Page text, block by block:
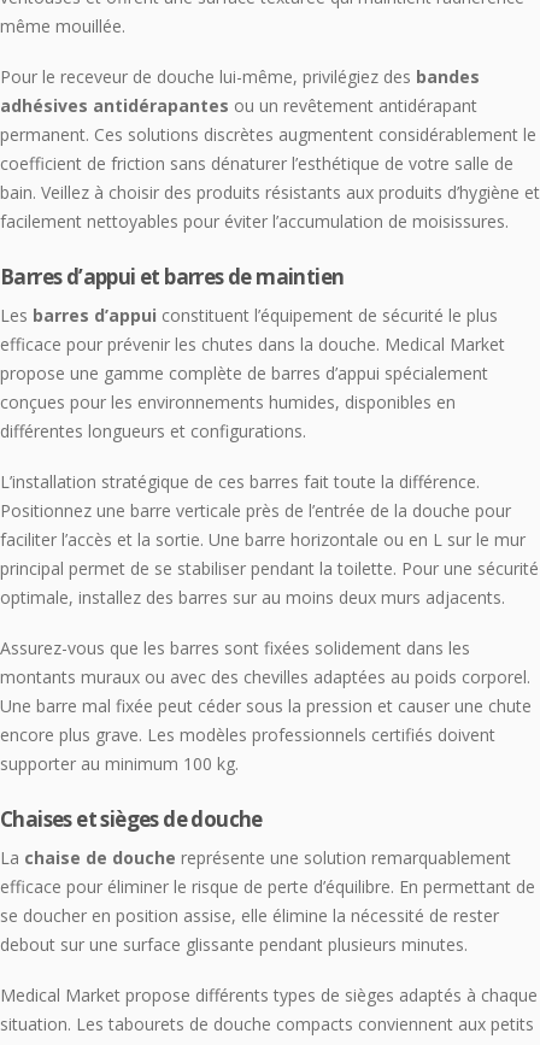
même mouillée.
Pour le receveur de douche lui-même, privilégiez des bandes
adhésives antidérapantes ou un revêtement antidérapant
permanent. Ces solutions discrètes augmentent considérablement le
coefficient de friction sans dénaturer l’esthétique de votre salle de
bain. Veillez à choisir des produits résistants aux produits d’hygiène et
facilement nettoyables pour éviter l’accumulation de moisissures.
Barres d’appui et barres de maintien
Les barres d’appui constituent l’équipement de sécurité le plus
efficace pour prévenir les chutes dans la douche. Medical Market
propose une gamme complète de barres d’appui spécialement
conçues pour les environnements humides, disponibles en
différentes longueurs et configurations.
L’installation stratégique de ces barres fait toute la différence.
Positionnez une barre verticale près de l’entrée de la douche pour
faciliter l’accès et la sortie. Une barre horizontale ou en L sur le mur
principal permet de se stabiliser pendant la toilette. Pour une sécurité
optimale, installez des barres sur au moins deux murs adjacents.
Assurez-vous que les barres sont fixées solidement dans les
montants muraux ou avec des chevilles adaptées au poids corporel.
Une barre mal fixée peut céder sous la pression et causer une chute
encore plus grave. Les modèles professionnels certifiés doivent
supporter au minimum 100 kg.
Chaises et sièges de douche
La chaise de douche représente une solution remarquablement
efficace pour éliminer le risque de perte d’équilibre. En permettant de
se doucher en position assise, elle élimine la nécessité de rester
debout sur une surface glissante pendant plusieurs minutes.
Medical Market propose différents types de sièges adaptés à chaque
situation. Les tabourets de douche compacts conviennent aux petits